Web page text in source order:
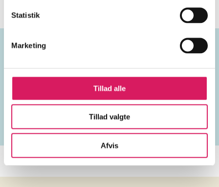
Statistik
Marketing
Tillad alle
Tillad valgte
Afvis
1990'erne